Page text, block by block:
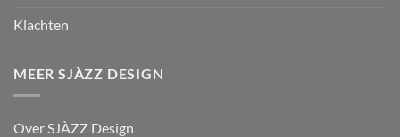
Klachten
MEER SJÀZZ DESIGN
Over SJÀZZ Design